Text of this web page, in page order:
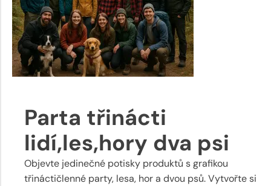
Parta třinácti
lidí,les,hory dva psi
Objevte jedinečné potisky produktů s grafikou
třináctičlenné party, lesa, hor a dvou psů. Vytvořte si